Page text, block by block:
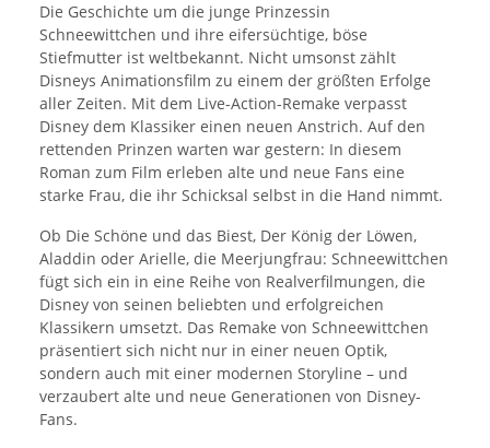
Die Geschichte um die junge Prinzessin
Schneewittchen und ihre eifersüchtige, böse
Stiefmutter ist weltbekannt. Nicht umsonst zählt
Disneys Animationsfilm zu einem der größten Erfolge
aller Zeiten. Mit dem Live-Action-Remake verpasst
Disney dem Klassiker einen neuen Anstrich. Auf den
rettenden Prinzen warten war gestern: In diesem
Roman zum Film erleben alte und neue Fans eine
starke Frau, die ihr Schicksal selbst in die Hand nimmt.
Ob Die Schöne und das Biest, Der König der Löwen,
Aladdin oder Arielle, die Meerjungfrau: Schneewittchen
fügt sich ein in eine Reihe von Realverfilmungen, die
Disney von seinen beliebten und erfolgreichen
Klassikern umsetzt. Das Remake von Schneewittchen
präsentiert sich nicht nur in einer neuen Optik,
sondern auch mit einer modernen Storyline – und
verzaubert alte und neue Generationen von Disney-
Fans.